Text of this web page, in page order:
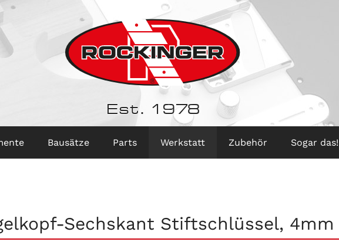
Est. 1978
Bausätze Parts Werkstatt Zubehör Sogar das!
Sechskant Stiftschlüssel, 4mm